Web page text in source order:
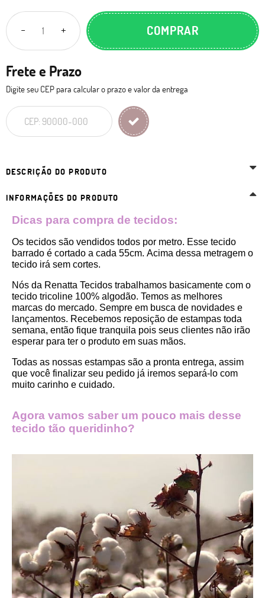
COMPRAR
Frete e Prazo
Digite seu CEP para calcular o prazo e valor da entrega
DESCRIÇÃO DO PRODUTO
INFORMAÇÕES DO PRODUTO
Dicas para compra de tecidos:
Os tecidos são vendidos todos por metro. Esse tecido
barrado é cortado a cada 55cm. Acima dessa metragem o
tecido irá sem cortes.
Nós da Renatta Tecidos trabalhamos basicamente com o
tecido tricoline 100% algodão. Temos as melhores
marcas do mercado. Sempre em busca de novidades e
lançamentos. Recebemos reposição de estampas toda
semana, então fique tranquila pois seus clientes não irão
esperar para ter o produto em suas mãos.
Todas as nossas estampas são a pronta entrega, assim
que você finalizar seu pedido já iremos separá-lo com
muito carinho e cuidado.
Agora vamos saber um pouco mais desse
tecido tão queridinho?